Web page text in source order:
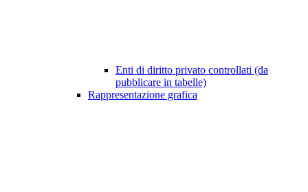
Enti di diritto privato controllati (da
pubblicare in tabelle)
Rappresentazione grafica